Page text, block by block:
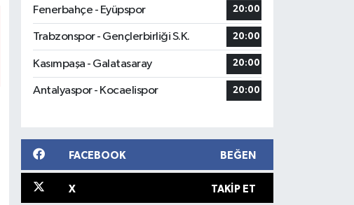
Fenerbahçe - Eyüpspor 20:00
Trabzonspor - Gençlerbirliği S.K. 20:00
Kasımpaşa - Galatasaray 20:00
Antalyaspor - Kocaelispor 20:00
FACEBOOK BEĞEN
X TAKIP ET